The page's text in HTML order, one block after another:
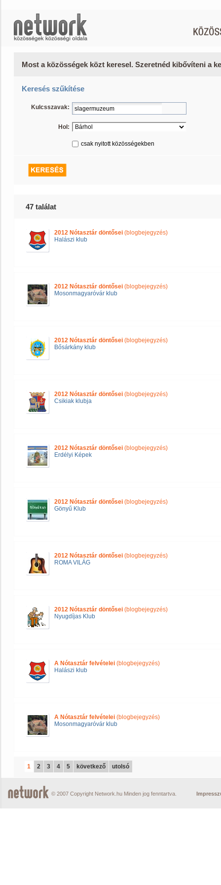
Most a közösségek közt keresel. Szeretnéd kibővíteni a
Keresés szűkítése
Kulcsszavak:
Hol:
csak nyitott közösségekben
47 találat
2012 Nótasztár döntősei (blogbejegyzés)
Halászi klub
2012 Nótasztár döntősei (blogbejegyzés)
Mosonmagyaróvár klub
2012 Nótasztár döntősei (blogbejegyzés)
Bősárkány klub
2012 Nótasztár döntősei (blogbejegyzés)
Csikiak klubja
2012 Nótasztár döntősei (blogbejegyzés)
Erdélyi Képek
2012 Nótasztár döntősei (blogbejegyzés)
Gönyű Klub
2012 Nótasztár döntősei (blogbejegyzés)
ROMA VILÁG
2012 Nótasztár döntősei (blogbejegyzés)
Nyugdíjas Klub
A Nótasztár felvételei (blogbejegyzés)
Halászi klub
A Nótasztár felvételei (blogbejegyzés)
Mosonmagyaróvár klub
1 2 3 4 5 következő utolsó
© 2007 Copyright Network.hu Minden jog fenntartva.